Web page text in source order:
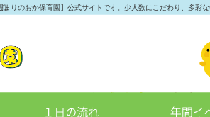
》りのおか保育園】公式サイトです。少人数にこだわり、多彩